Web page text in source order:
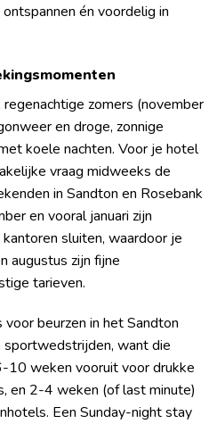
én voordelig in
zomers (november
en droge, zonnige
koele nachten. Voor je hotel
vraag midweeks de
in Sandton en Rosebank
en vooral januari zijn
sluiten, waardoor je
augustus zijn fijne
tarieven.
beurzen in het Sandton
sportwedstrijden, want die
10 weken vooruit voor drukke
en 2-4 weken (of last minute)
Een Sunday-night stay